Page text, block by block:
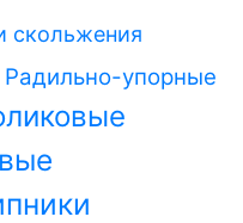
скольжения
Радильно-упорные